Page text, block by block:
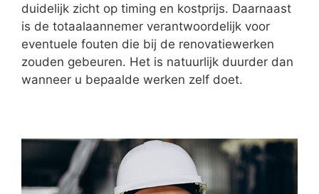
duidelijk zicht op timing en kostprijs. Daarnaast
is de totaalaannemer verantwoordelijk voor
eventuele fouten die bij de renovatiewerken
zouden gebeuren. Het is natuurlijk duurder dan
wanneer u bepaalde werken zelf doet.